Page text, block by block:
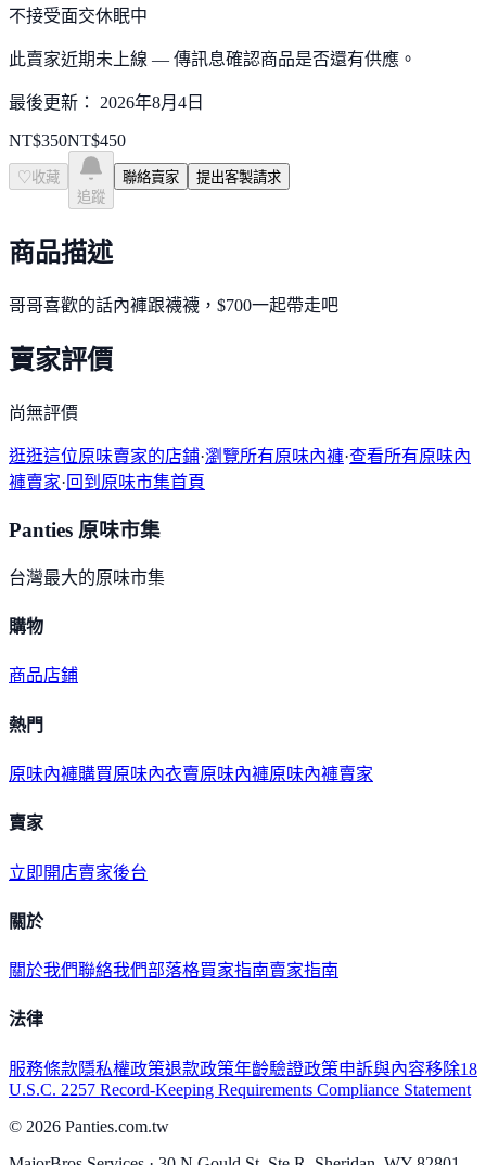
不接受面交休眠中
此賣家近期未上線 — 傳訊息確認商品是否還有供應。
最後更新： 2026年8月4日
NT$350NT$450
♡ 收藏
追蹤
聯絡賣家 提出客製請求
商品描述
哥哥喜歡的話內褲跟襪襪，$700一起帶走吧
賣家評價
尚無評價
逛逛這位原味賣家的店鋪·瀏覽所有原味內褲·查看所有原味內
褲賣家·回到原味市集首頁
Panties 原味市集
台灣最大的原味市集
購物
商品店鋪
熱門
原味內褲購買原味內衣賣原味內褲原味內褲賣家
賣家
立即開店賣家後台
關於
關於我們聯絡我們部落格買家指南賣家指南
法律
服務條款隱私權政策退款政策年齡驗證政策申訴與內容移除18
U.S.C. 2257 Record-Keeping Requirements Compliance Statement
© 2026 Panties.com.tw